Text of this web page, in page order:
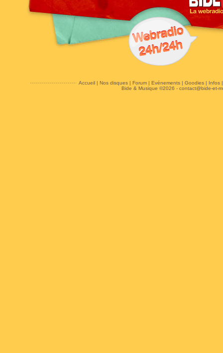
Accueil| Nos disques| Forum| Evénements| Goodies| Infos
Bide & Musique ©2026 - contact@bide-et-